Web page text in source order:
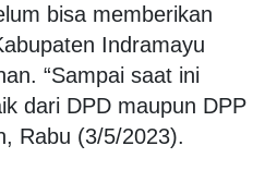
bisa memberikan
Indramayu
“Sampai saat ini
dari DPD maupun DPP
Rabu (3/5/2023).